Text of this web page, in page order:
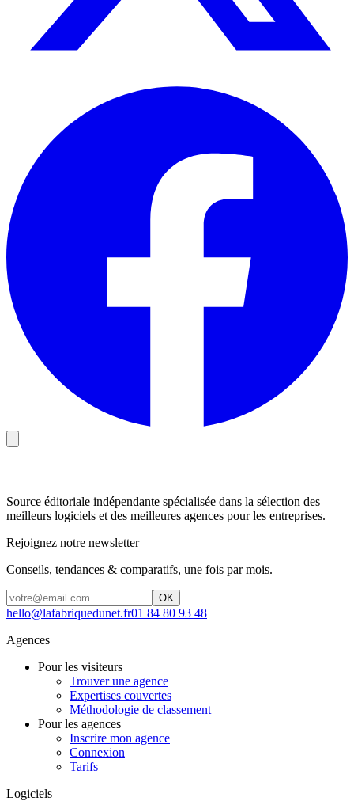
Source éditoriale indépendante spécialisée dans la sélection des
meilleurs logiciels et des meilleures agences pour les entreprises.
Rejoignez notre newsletter
Conseils, tendances & comparatifs, une fois par mois.
OK
hello@lafabriquedunet.fr01 84 80 93 48
Agences
Pour les visiteurs
Trouver une agence
Expertises couvertes
Méthodologie de classement
Pour les agences
Inscrire mon agence
Connexion
Tarifs
Logiciels